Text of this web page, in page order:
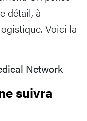
détail, à
Voici la
Network
suivra